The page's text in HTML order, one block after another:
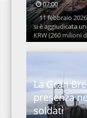
07:00
11 febbraio 2026
si è aggiudicata
KRW (260 milioni
La Gran
presenza
soldati